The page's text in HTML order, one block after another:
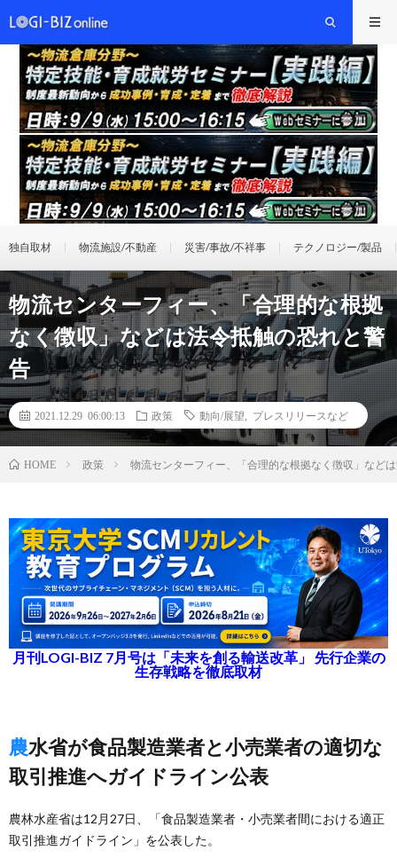
独自取材 物流施設/不動産 災害/事故/不祥事 テクノロジー/製品
物流センターフィー、「合理的な根拠
なく徴収」などは法令抵触の恐れと警
告
2021.12.29 06:00:13 政策 動向/展望 プレスリリースなど
HOME 政策 物流センターフィー、「合理的な根拠なく徴収」など
月刊LOGI-BIZ 7月号は「未来を創る輸送改革」 先行企業の
生存戦略を徹底取材
農水省が食品製造業者と小売業者の適切な
取引推進へガイドライン公表
農林水産省は12月27日、「食品製造業者・小売業者間における適正
取引推進ガイドライン」を公表した。